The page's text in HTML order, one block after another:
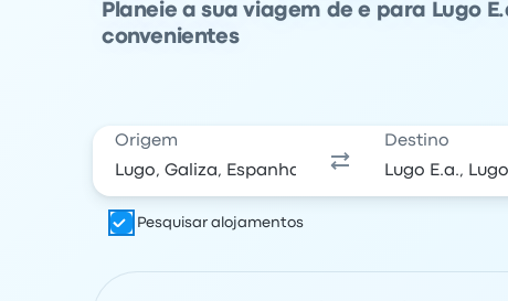
Planeie a sua viagem de e para Lugo
convenientes
Origem Destino
Pesquisar alojamentos